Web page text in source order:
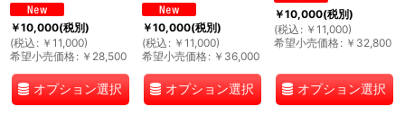
￥10,000(税別)
(税込 : ￥ 11,000)
希望小売価格: ￥ 28,500
オプション選択
￥10,000(税別)
(税込 : ￥ 11,000)
希望小売価格: ￥ 36,000
オプション選択
￥10,000(税別)
(税込 : ￥ 11,000)
希望小売価格: ￥ 32,800
オプション選択